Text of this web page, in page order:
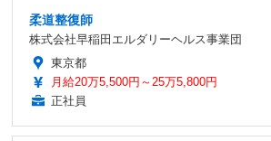
柔道整復師
株式会社早稲田エルダリーヘルス事業団
東京都
月給20万5,500円～25万5,800円
正社員